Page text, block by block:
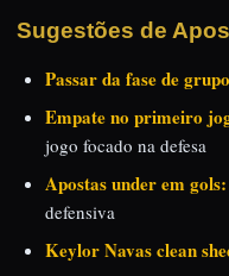
Sugestões de
Passar da fase de
Empate no primeiro
jogo focado na defesa
Apostas under em gols:
defensiva
Keylor Navas clean